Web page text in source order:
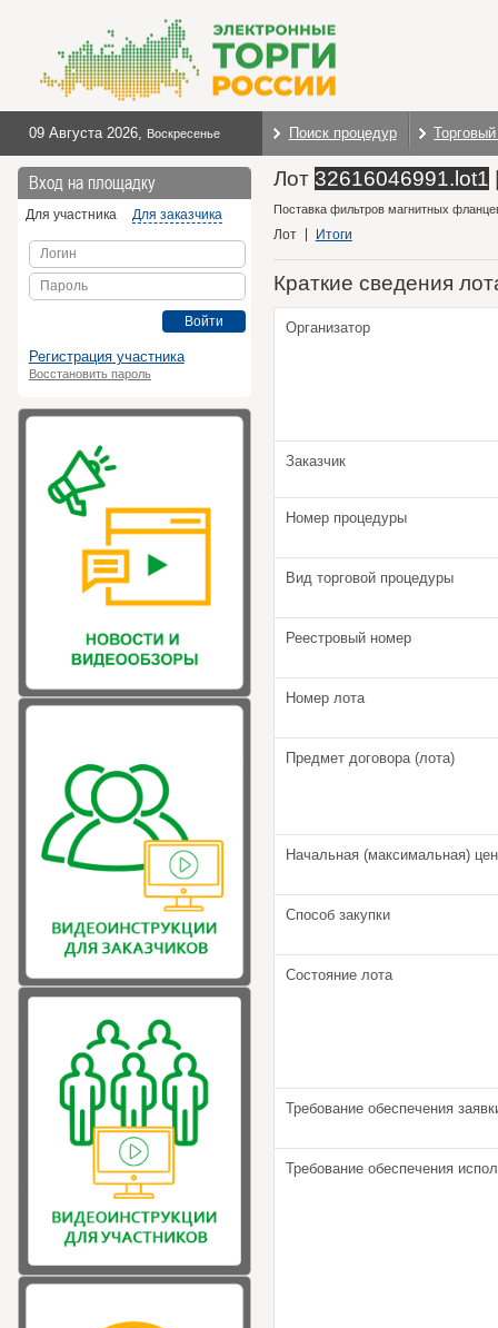
09 Августа 2026, Воскресенье Поиск процедур
Вход на площадку
Для участника Для заказчика
Логин
Пароль
Войти
Регистрация участника
Восстановить пароль
Лот 32616046991.lot1
Поставка фильтров магнитных
Лот Итоги
Краткие сведения
Организатор
Заказчик
Номер процедуры
Вид торговой процедуры
Реестровый номер
Номер лота
Предмет договора (лота)
Начальная (максимальная)
Способ закупки
Состояние лота
Требование обеспечения
Требование обеспечения